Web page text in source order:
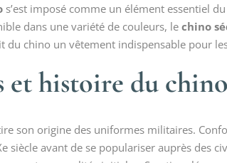
s’est imposé comme un élément essentiel
dans une variété de couleurs, le chino
du chino un vêtement indispensable pour
et histoire du chino
son origine des uniformes militaires.
siècle avant de se populariser auprès des